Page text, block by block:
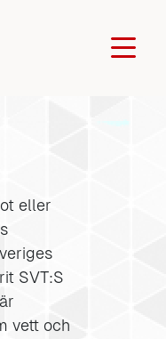
eller
SVT:S
vett och